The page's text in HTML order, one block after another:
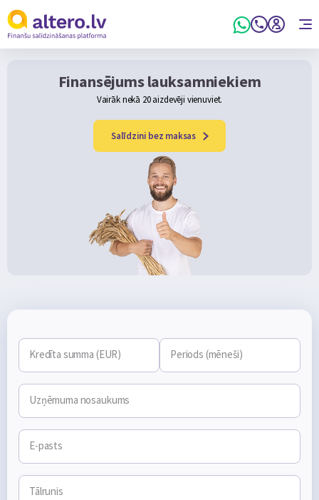
Finansējums lauksamniekiem
Vairāk nekā 20 aizdevēji vienuviet.
Salīdzini bez maksas
Kredīta summa (EUR) Periods (mēneši)
Uzņēmuma nosaukums
E-pasts
Tālrunis